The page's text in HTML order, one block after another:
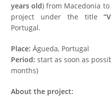
years old) from Macedonia
project under the title
Portugal.
Place: Águeda, Portugal
Period:start as soon as
months)
About the project: